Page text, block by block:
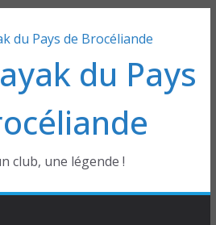
du Pays
club, une légende !